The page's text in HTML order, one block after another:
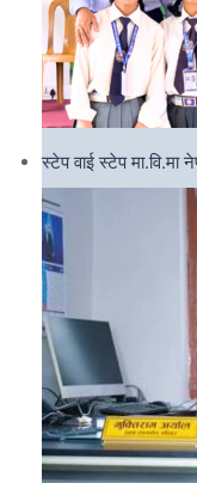
स्टेप वाई स्टेप मा.वि.मा